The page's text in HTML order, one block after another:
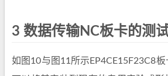
3 数据传输NC板卡的测
如图10与图11所示EP4CE15F23C8板